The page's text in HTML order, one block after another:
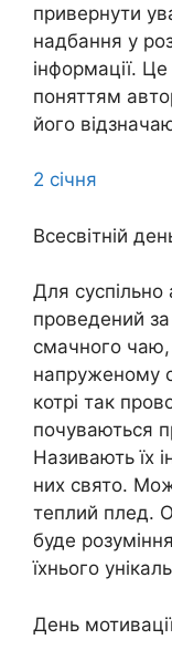
привернути
надбання у
інформації. Це
поняттям
його
2 січня
Всесвітній
Для
проведений
смачного
напруженому
котрі так
почуваються
Називають їх
них свято.
теплий плед.
буде
їхнього
День